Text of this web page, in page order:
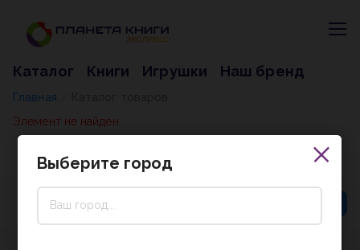
Каталог Книги Игрушки Наш бренд
Главная
Элемент не найден
Выберите город